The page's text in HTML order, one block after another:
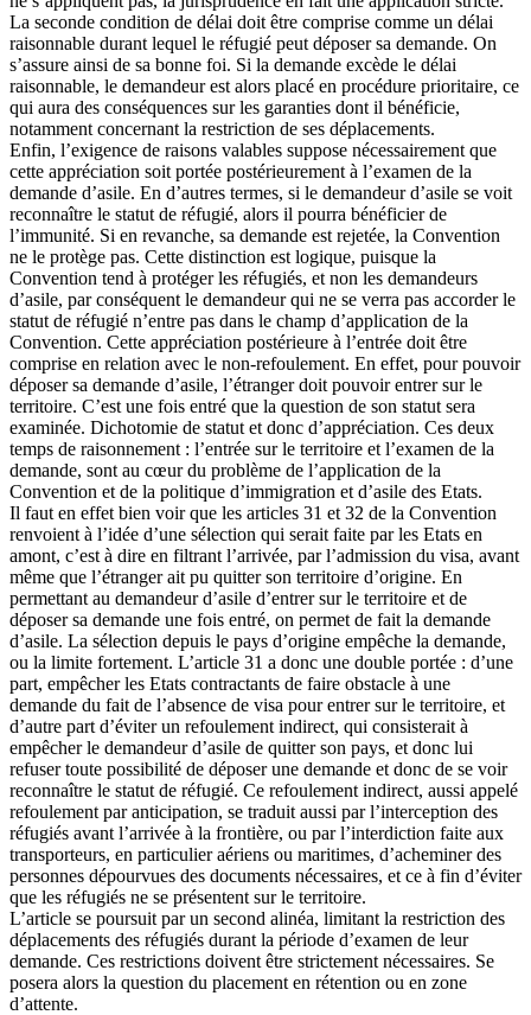
La seconde condition de délai doit être comprise comme un délai
raisonnable durant lequel le réfugié peut déposer sa demande. On
s’assure ainsi de sa bonne foi. Si la demande excède le délai
raisonnable, le demandeur est alors placé en procédure prioritaire, ce
qui aura des conséquences sur les garanties dont il bénéficie,
notamment concernant la restriction de ses déplacements.
Enfin, l’exigence de raisons valables suppose nécessairement que
cette appréciation soit portée postérieurement à l’examen de la
demande d’asile. En d’autres termes, si le demandeur d’asile se voit
reconnaître le statut de réfugié, alors il pourra bénéficier de
l’immunité. Si en revanche, sa demande est rejetée, la Convention
ne le protège pas. Cette distinction est logique, puisque la
Convention tend à protéger les réfugiés, et non les demandeurs
d’asile, par conséquent le demandeur qui ne se verra pas accorder le
statut de réfugié n’entre pas dans le champ d’application de la
Convention. Cette appréciation postérieure à l’entrée doit être
comprise en relation avec le non-refoulement. En effet, pour pouvoir
déposer sa demande d’asile, l’étranger doit pouvoir entrer sur le
territoire. C’est une fois entré que la question de son statut sera
examinée. Dichotomie de statut et donc d’appréciation. Ces deux
temps de raisonnement : l’entrée sur le territoire et l’examen de la
demande, sont au cœur du problème de l’application de la
Convention et de la politique d’immigration et d’asile des Etats.
Il faut en effet bien voir que les articles 31 et 32 de la Convention
renvoient à l’idée d’une sélection qui serait faite par les Etats en
amont, c’est à dire en filtrant l’arrivée, par l’admission du visa, avant
même que l’étranger ait pu quitter son territoire d’origine. En
permettant au demandeur d’asile d’entrer sur le territoire et de
déposer sa demande une fois entré, on permet de fait la demande
d’asile. La sélection depuis le pays d’origine empêche la demande,
ou la limite fortement. L’article 31 a donc une double portée : d’une
part, empêcher les Etats contractants de faire obstacle à une
demande du fait de l’absence de visa pour entrer sur le territoire, et
d’autre part d’éviter un refoulement indirect, qui consisterait à
empêcher le demandeur d’asile de quitter son pays, et donc lui
refuser toute possibilité de déposer une demande et donc de se voir
reconnaître le statut de réfugié. Ce refoulement indirect, aussi appelé
refoulement par anticipation, se traduit aussi par l’interception des
réfugiés avant l’arrivée à la frontière, ou par l’interdiction faite aux
transporteurs, en particulier aériens ou maritimes, d’acheminer des
personnes dépourvues des documents nécessaires, et ce à fin d’éviter
que les réfugiés ne se présentent sur le territoire.
L’article se poursuit par un second alinéa, limitant la restriction des
déplacements des réfugiés durant la période d’examen de leur
demande. Ces restrictions doivent être strictement nécessaires. Se
posera alors la question du placement en rétention ou en zone
d’attente.